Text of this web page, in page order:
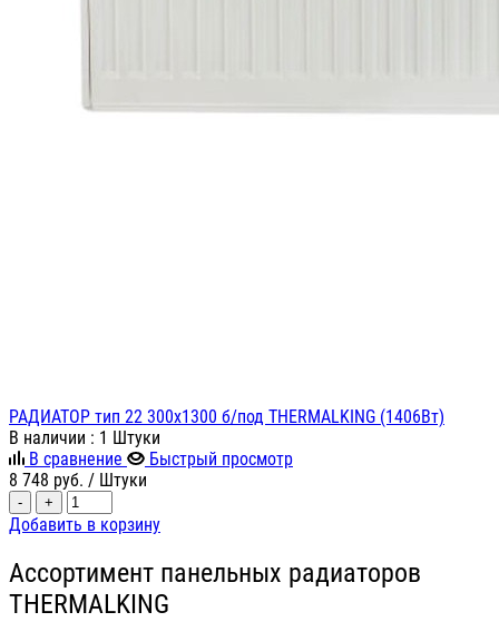
РАДИАТОР тип 22 300х1300 б/под THERMALKING (1406Вт)
В наличии : 1 Штуки
В сравнение
Быстрый просмотр
8 748 руб. / Штуки
- +
Добавить в корзину
Ассортимент панельных радиаторов
THERMALKING